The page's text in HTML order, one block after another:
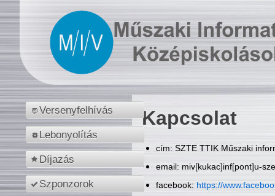
Versenyfelhívás
Lebonyolítás
Díjazás
Szponzorok
Kapcsolat
cím: SZTE TTIK Műszaki
email: miv[kukac]inf[pont]u-
facebook: https://